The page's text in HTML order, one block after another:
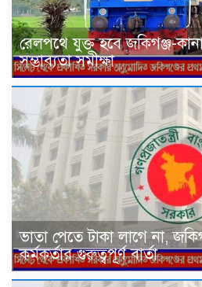
রেলপথে যুক্ত হবে জকিগঞ্জ-
সম্ভাব্যতা সমীক্ষা
ভাতা পেতে টাকা লাগে না,
কর্মকর্তার গুরুত্বপূর্ণ বার্তা